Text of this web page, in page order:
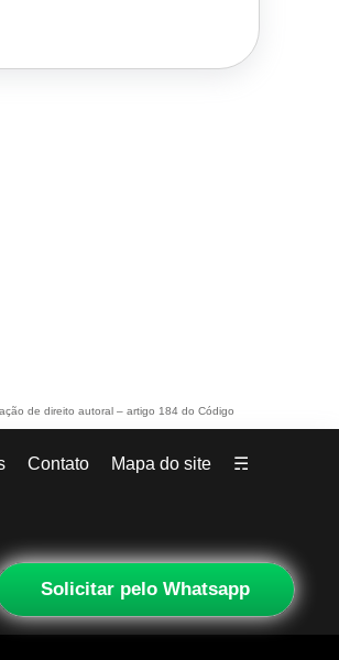
Solicitar pelo Whatsapp
de direito autoral – artigo 184 do Código
Contato Mapa do site ☴